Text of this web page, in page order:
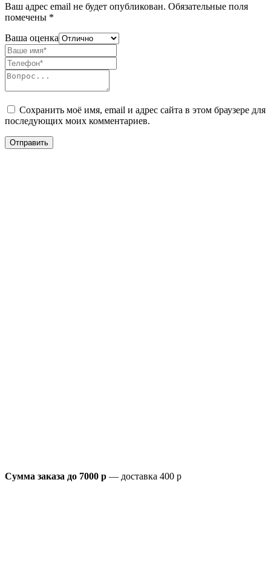
Ваш адрес email не будет опубликован. Обязательные поля
помечены *
Ваша оценка
Сохранить моё имя, email и адрес сайта в этом браузере для
последующих моих комментариев.
Сумма заказа до 7000 р — доставка 400 р